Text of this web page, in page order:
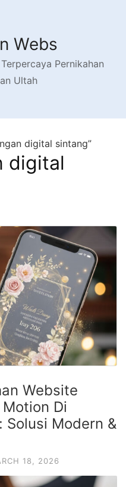
Webs
Pernikahan
Ultah
digital sintang”
digital
Website
Di
Solusi Modern &
18, 2026